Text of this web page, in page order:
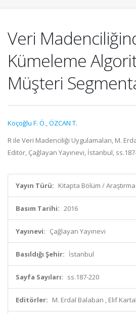
Veri
Kümeleme
Müşteri
Koçoğlu F. Ö.,ÖZCAN T.
R ile Veri Madenciliği Uygulamaları, M.
Editör, Çağlayan Yayınevi, İstanbul,
Yayın Türü: Kitapta Bölüm / Araştırma
Basım Tarihi: 2016
Yayınevi: Çağlayan Yayınevi
Basıldığı Şehir: İstanbul
Sayfa Sayıları: ss.187-220
Editörler: M. Erdal Balaban , Elif